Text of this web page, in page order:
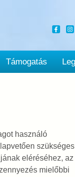
Támogatás
használó
eléréséhez, az
mielőbbi